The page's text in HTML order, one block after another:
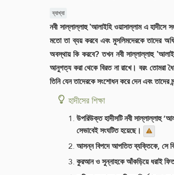
ব্যাখ্যা
নবী সাল্লাল্লাহু ’আলাইহি ওয়াসাল্লাম এ হাদীসে
মতো তা ব্যয় করবে এবং মুসলিমদেরকে তাদের
অবস্থায় কি করবে? তখন নবী সাল্লাল্লাহু
আনুগত্য করা থেকে বিরত না রাখে। বরং তোমরা
তিনি যেন তাদেরকে সংশোধন করে দেন এবং তাদের
হাদীসের শিক্ষা
উপরিউক্ত হাদীসটি নবী সাল্লাল্লাহু
সেভাবেই সংঘটিত হয়েছে।
আসন্ন বিপদে আপতিত ব্যক্তিকে, সে
কুরআন ও সুন্নাহকে আঁকড়িয়ে ধরাই